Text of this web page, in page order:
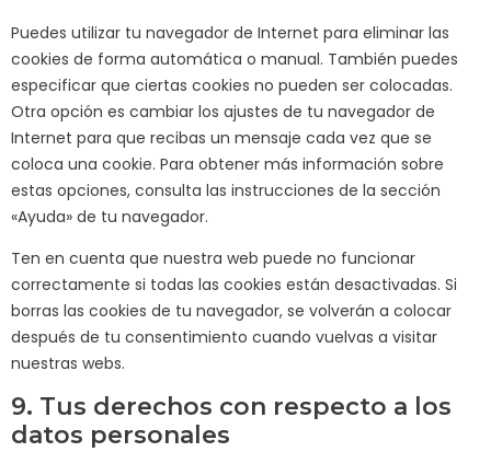
Puedes utilizar tu navegador de Internet para eliminar las
cookies de forma automática o manual. También puedes
especificar que ciertas cookies no pueden ser colocadas.
Otra opción es cambiar los ajustes de tu navegador de
Internet para que recibas un mensaje cada vez que se
coloca una cookie. Para obtener más información sobre
estas opciones, consulta las instrucciones de la sección
«Ayuda» de tu navegador.
Ten en cuenta que nuestra web puede no funcionar
correctamente si todas las cookies están desactivadas. Si
borras las cookies de tu navegador, se volverán a colocar
después de tu consentimiento cuando vuelvas a visitar
nuestras webs.
9. Tus derechos con respecto a los
datos personales